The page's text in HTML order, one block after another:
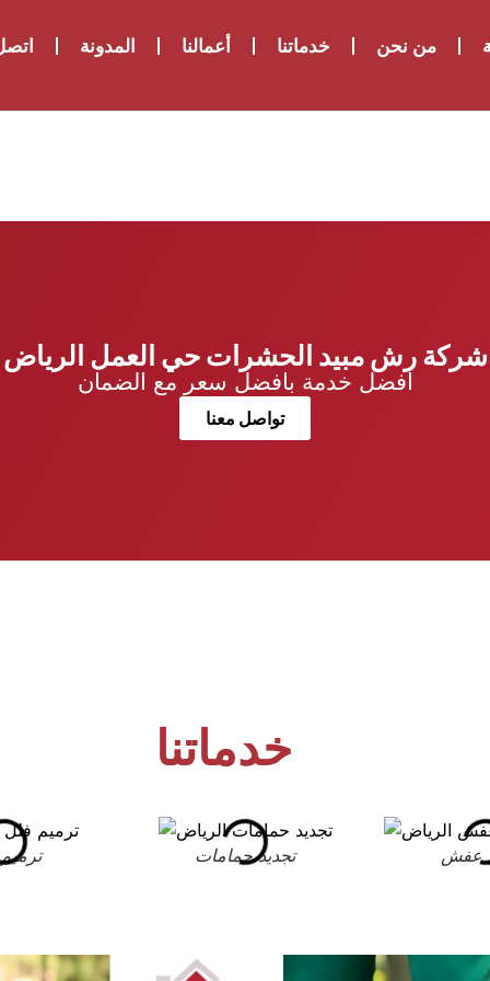
من نحن خدماتنا أعمالنا المدونة
شركة رش مبيد الحشرات حي العمل الرياض
افضل خدمة بافضل سعر مع الضمان
تواصل معنا
خدماتنا
تجديد حمامات عفش